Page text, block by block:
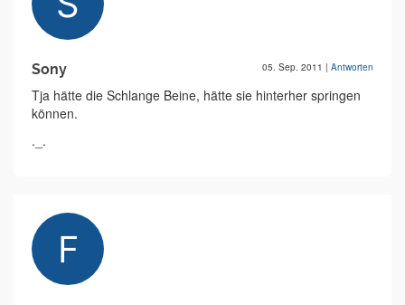
Sony 05. Sep. 2011 | Antworten
Tja hätte die Schlange Beine, hätte sie hinterher springen
können.
._.